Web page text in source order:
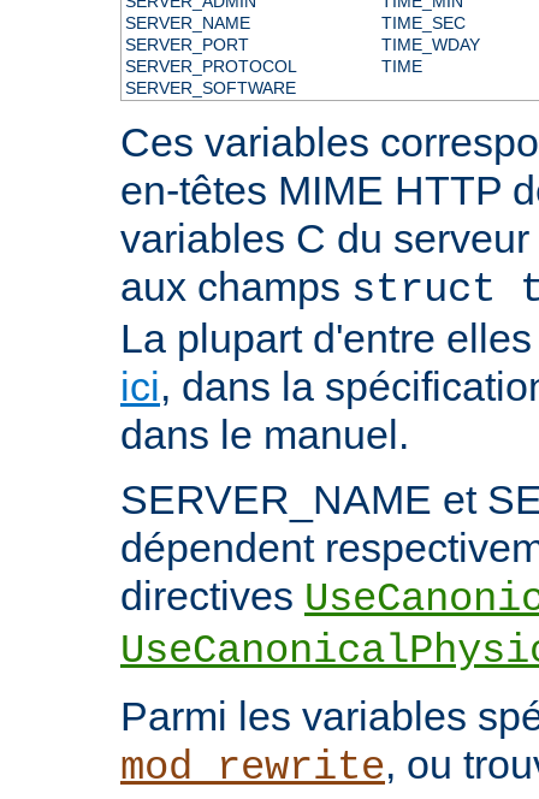
SERVER_NAME
SERVER_PORT
SERVER_PROTOCOL
SERVER_SOFTWARE
TIME_SEC
TIME_WDAY
TIME
Ces variables
en-têtes MIME HTTP
variables C du
aux champs struct
La plupart d'entre
ici, dans la
dans le manuel.
SERVER_NAME et
dépendent
directives
Parmi les variables
mod_rewrite, ou